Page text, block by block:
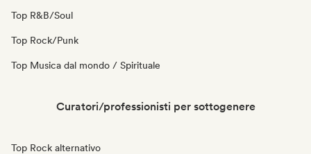
Top R&B/Soul
Top Rock/Punk
Top Musica dal mondo / Spirituale
Curatori/professionisti per sottogenere
Top Rock alternativo